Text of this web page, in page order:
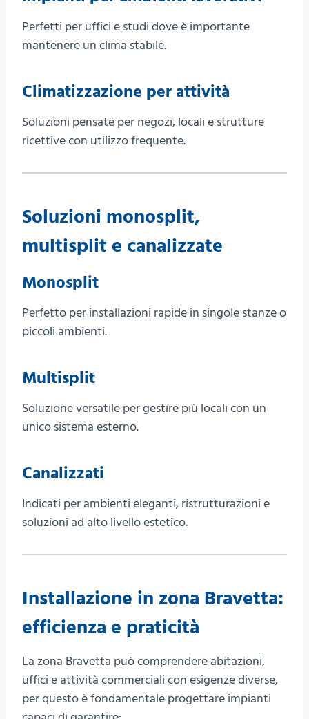
Perfetti per uffici e studi dove è importante
mantenere un clima stabile.
Climatizzazione per attività
Soluzioni pensate per negozi, locali e strutture
ricettive con utilizzo frequente.
Soluzioni monosplit,
multisplit e canalizzate
Monosplit
Perfetto per installazioni rapide in singole stanze o
piccoli ambienti.
Multisplit
Soluzione versatile per gestire più locali con un
unico sistema esterno.
Canalizzati
Indicati per ambienti eleganti, ristrutturazioni e
soluzioni ad alto livello estetico.
Installazione in zona Bravetta:
efficienza e praticità
La zona Bravetta può comprendere abitazioni,
uffici e attività commerciali con esigenze diverse,
per questo è fondamentale progettare impianti